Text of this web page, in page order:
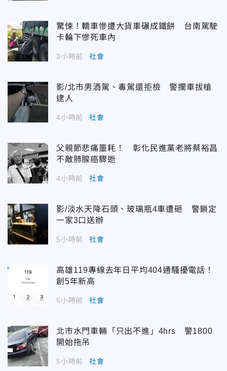
驚悚！轎車慘遭大貨車碾成鐵餅 台南駕駛
卡輪下慘死車內
3小時前 社會
影/北市男酒駕、毒駕還拒檢 警攔車拔槍
逮人
4小時前 社會
父親節悲痛噩耗！ 彰化民進黨老將蔡裕昌
不敵肺腺癌驟逝
4小時前 社會
影/淡水天降石頭、玻璃瓶4車遭砸 警鎖定
一家3口送辦
5小時前 社會
高雄119專線去年日平均404通騷擾電話！
創5年新高
5小時前 社會
北市水門車輛「只出不進」4hrs 警1800
開始拖吊
5小時前 社會